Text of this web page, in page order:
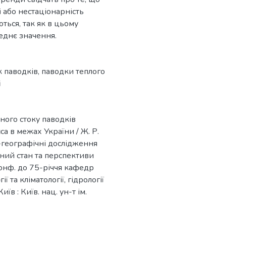
нестаціонарність
так як в цьому
значення.
, паводки теплого
стоку паводків
в межах України / Ж. Р.
дослідження
стан та перспективи
до 75-річчя кафедр
кліматології, гідрології
: Київ. нац. ун-т ім.